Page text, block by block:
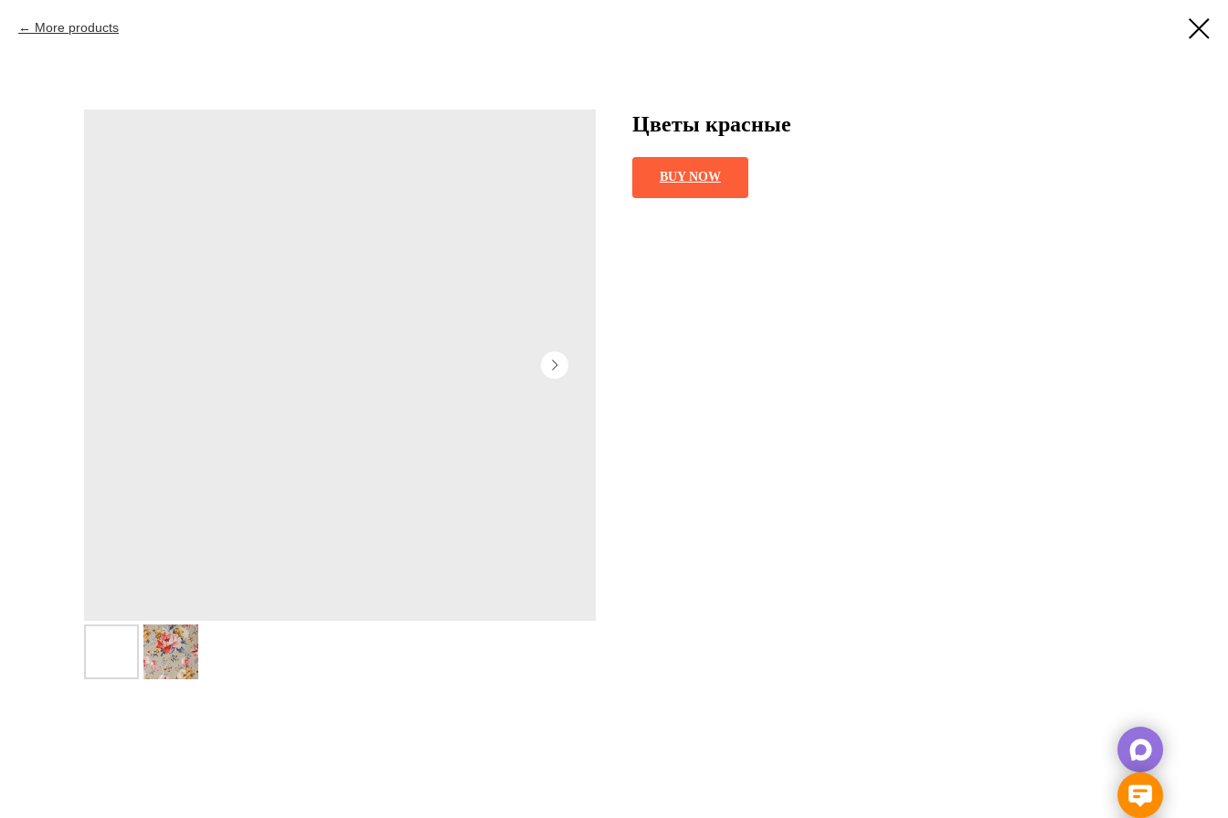
More products
Цветы красные
BUY NOW